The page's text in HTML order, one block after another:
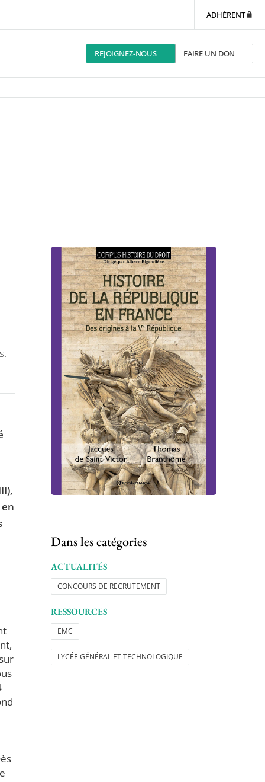
ADHÉRENT
REJOIGNEZ-NOUS FAIRE UN DON
Dans les catégories
ACTUALITÉS
CONCOURS DE RECRUTEMENT
RESSOURCES
EMC
LYCÉE GÉNÉRAL ET TECHNOLOGIQUE